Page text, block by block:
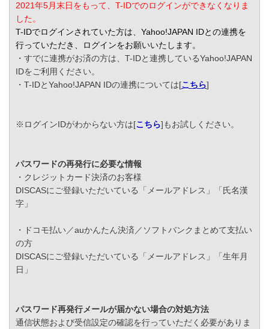
2021年5月末日をもって、T-IDでのログインができなくなりま
した。
T-IDでログインされていた方は、Yahoo!JAPAN IDとの連携を
行っていただき、ログインをお願いいたします。
・すでに連携がお済の方は、T-IDと連携しているYahoo!JAPAN
IDをご利用ください。
・T-IDとYahoo!JAPAN IDの連携については[こちら]
※ログインIDがわからない方は[こちら]もお試しください。
パスワードの再発行に必要な情報
・クレジットカード決済のお客様
DISCASにご登録いただいている「メールアドレス」「氏名漢
字」
・ドコモ払い／auかんたん決済／ソフトバンクまとめて支払い
の方
DISCASにご登録いただいている「メールアドレス」「生年月
日」
パスワード再発行メールが届かない場合の対処方法
通信状態および受信設定の確認を行っていただく必要がありま